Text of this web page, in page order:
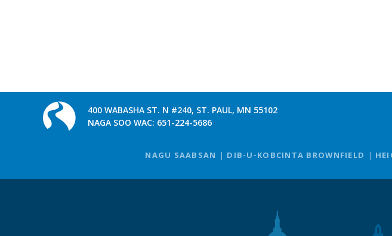
400 WABASHA ST. N #240, ST. PAUL, MN 55102
NAGA SOO WAC: 651-224-5686
NAGU SAABSAN DIB-U-KOBCINTA BROWNFIELD